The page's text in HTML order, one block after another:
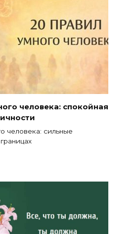
человека: спокойная
человека: сильные